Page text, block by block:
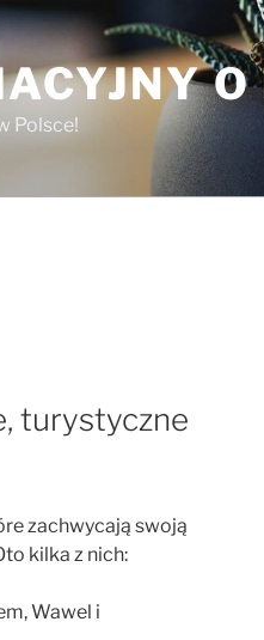
O
Polsce!
turystyczne
zachwycają swoją
kilka z nich:
Wawel i